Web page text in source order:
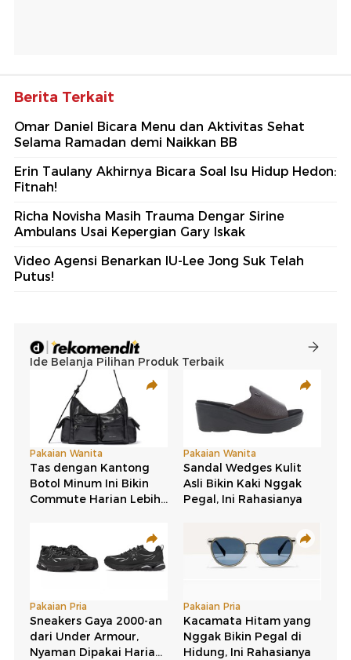
Berita Terkait
Omar Daniel Bicara Menu dan Aktivitas Sehat
Selama Ramadan demi Naikkan BB
Erin Taulany Akhirnya Bicara Soal Isu Hidup Hedon:
Fitnah!
Richa Novisha Masih Trauma Dengar Sirine
Ambulans Usai Kepergian Gary Iskak
Video Agensi Benarkan IU-Lee Jong Suk Telah
Putus!